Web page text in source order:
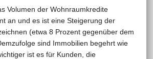
Volumen der Wohnraumkredite
an und es ist eine Steigerung der
(etwa 8 Prozent gegenüber dem
sind Immobilien begehrt wie
ist es für Kunden, die